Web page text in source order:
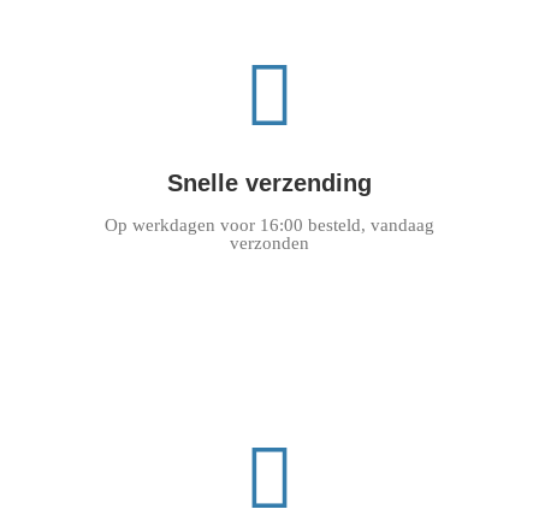
Snelle verzending
Op werkdagen voor 16:00 besteld, vandaag
verzonden